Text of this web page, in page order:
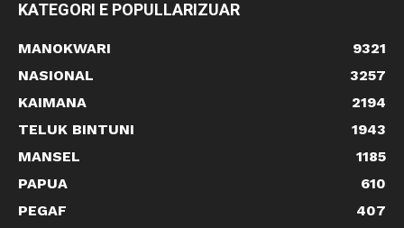
KATEGORI E POPULLARIZUAR
MANOKWARI
9321
NASIONAL
3257
KAIMANA
2194
TELUK BINTUNI
1943
MANSEL
1185
PAPUA
610
PEGAF
407